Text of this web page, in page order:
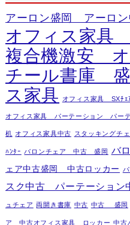
アーロン盛岡 アーロン
オフィス家
複合機激安
チール書庫
ス家具
オフィス家具 SXﾁ
オフィス家具 パーテーション パー
机 オフィス家具中古 スタッキングチ
ﾊﾝﾀｰ バロンチェア 中古 盛岡 バ
ェア中古盛岡 中古ロッカー
スク中古 パーテーショ
ュチェア 両開き書庫 中古 中古 盛岡
ア 中古オフィス家具 ロッカー 中古